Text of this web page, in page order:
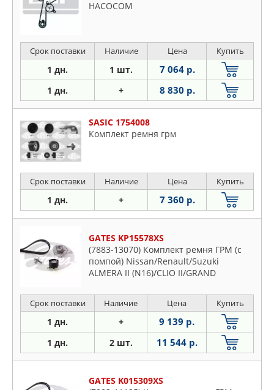
НАСОСОМ
Срок поставки Наличие Цена Купить
1 дн. 1 шт. 7 064 р.
1 дн. + 8 830 р.
SASIC 1754008
Комплект ремня грм
Срок поставки Наличие Цена Купить
1 дн. + 7 360 р.
GATES KP15578XS
(7883-13070) Комплект ремня ГРМ (с
помпой) Nissan/Renault/Suzuki
ALMERA II (N16)/CLIO II/GRAND
(FJ)/KANGOO/KUBISTAR/MEGANE
II/MICRA III (K12)/SCeNIC II/THALIA
08/1997->
Срок поставки Наличие Цена Купить
1 дн. + 9 139 р.
1 дн. 2 шт. 11 544 р.
GATES K015309XS